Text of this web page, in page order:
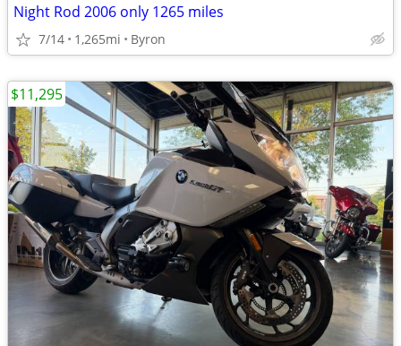
Night Rod 2006 only 1265 miles
7/14 1,265mi Byron
$11,295